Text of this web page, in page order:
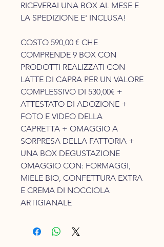
RICEVERAI UNA BOX AL MESE E
LA SPEDIZIONE E' INCLUSA!
COSTO 590,00 € CHE
COMPRENDE 9 BOX CON
PRODOTTI REALIZZATI CON
LATTE DI CAPRA PER UN VALORE
COMPLESSIVO DI 530,00€ +
ATTESTATO DI ADOZIONE +
FOTO E VIDEO DELLA
CAPRETTA + OMAGGIO A
SORPRESA DELLA FATTORIA +
UNA BOX DEGUSTAZIONE
OMAGGIO CON: FORMAGGI,
MIELE BIO, CONFETTURA EXTRA
E CREMA DI NOCCIOLA
ARTIGIANALE